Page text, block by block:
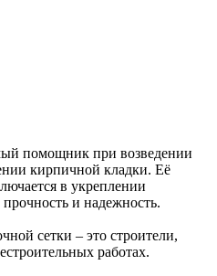
помощник при возведении
кирпичной кладки. Её
в укреплении
и надежность.
сетки – это строители,
работах.